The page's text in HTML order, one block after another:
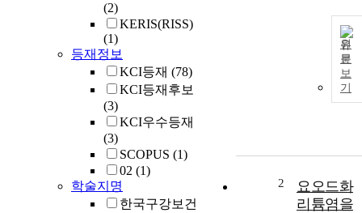
(2)
KERIS(RISS)
(1)
등재정보
KCI등재 (78)
KCI등재후보
(3)
KCI우수등재
(3)
SCOPUS (1)
02 (1)
학술지명
한국구강보건
원
문
보
기
2
요오드화
리튬염을